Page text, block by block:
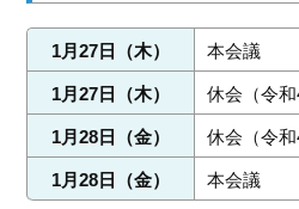
1月27日（木） 本会議
1月27日（木） 休会（令
1月28日（金） 休会（令
1月28日（金） 本会議